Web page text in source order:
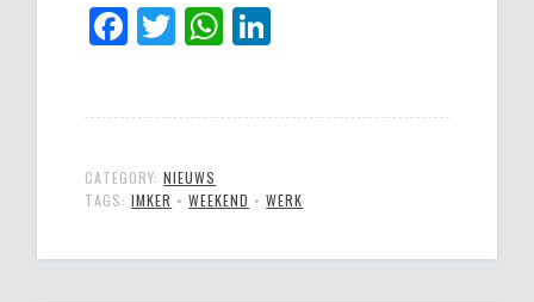
Facebook
TwitterWhatsApp
CATEGORY:NIEUWS
TAGS:IMKER •WEEKEND •WERK